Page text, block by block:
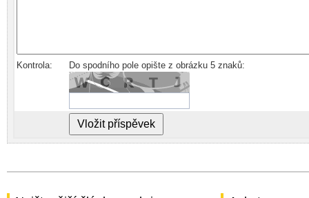
Kontrola: Do spodního pole opište z obrázku 5 znaků: